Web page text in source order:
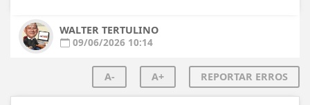
WALTER TERTULINO
09/06/2026 10:14
A- A+ REPORTAR ERROS